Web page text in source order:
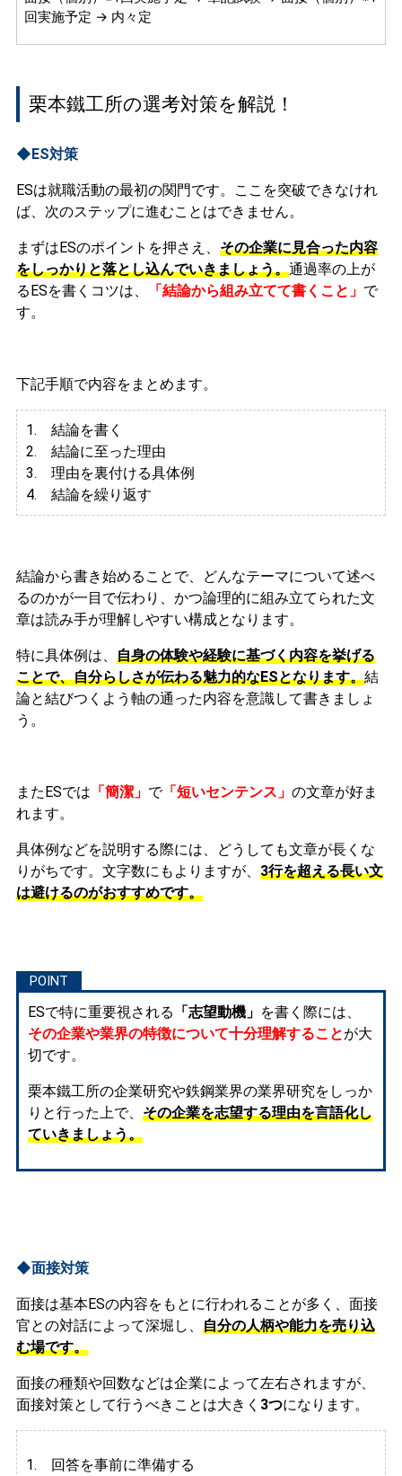
回実施予定 → 内々定
栗本鐵工所の選考対策を解説！
◆ES対策
ESは就職活動の最初の関門です。ここを突破できなけれ
ば、次のステップに進むことはできません。
まずはESのポイントを押さえ、 その企業に見合った内容
をしっかりと落とし込んでいきましょう。通過率の上が
るESを書くコツは、
「結論から組み立てて書くこと」 で
す。
下記手順で内容をまとめます。
1. 結論を書く
2. 結論に至った理由
3. 理由を裏付ける具体例
4. 結論を繰り返す
結論から書き始めることで、どんなテーマについて述べ
るのかが一目で伝わり、かつ論理的に組み立てられた文
章は読み手が理解しやすい構成となります。
特に具体例は、 自身の体験や経験に基づく内容を挙げる
ことで、自分らしさが伝わる魅力的なESとなります。結
論と結びつくよう軸の通った内容を意識して書きましょ
う。
またESでは 「簡潔」 で「短いセンテンス」 の文章が好ま
れます。
具体例などを説明する際には、どうしても文章が長くな
りがちです。文字数にもよりますが、 3行を超える長い文
は避けるのがおすすめです。
ESで特に重要視される 「志望動機」 を書く際には、
その企業や業界の特徴について十分理解することが大
切です。
栗本鐵工所の企業研究や鉄鋼業界の業界研究をしっか
りと行った上で、 その企業を志望する理由を言語化し
ていきましょう。
◆面接対策
面接は基本ESの内容をもとに行われることが多く、面接
官との対話によって深堀し、 自分の人柄や能力を売り込
む場です。
面接の種類や回数などは企業によって左右されますが、
面接対策として行うべきことは大きく 3つになります。
1. 回答を事前に準備する